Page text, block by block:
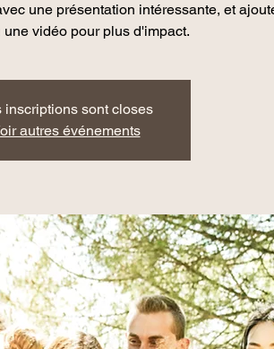
une présentation intéressante, et
une vidéo pour plus d'impact.
inscriptions sont closes
autres événements